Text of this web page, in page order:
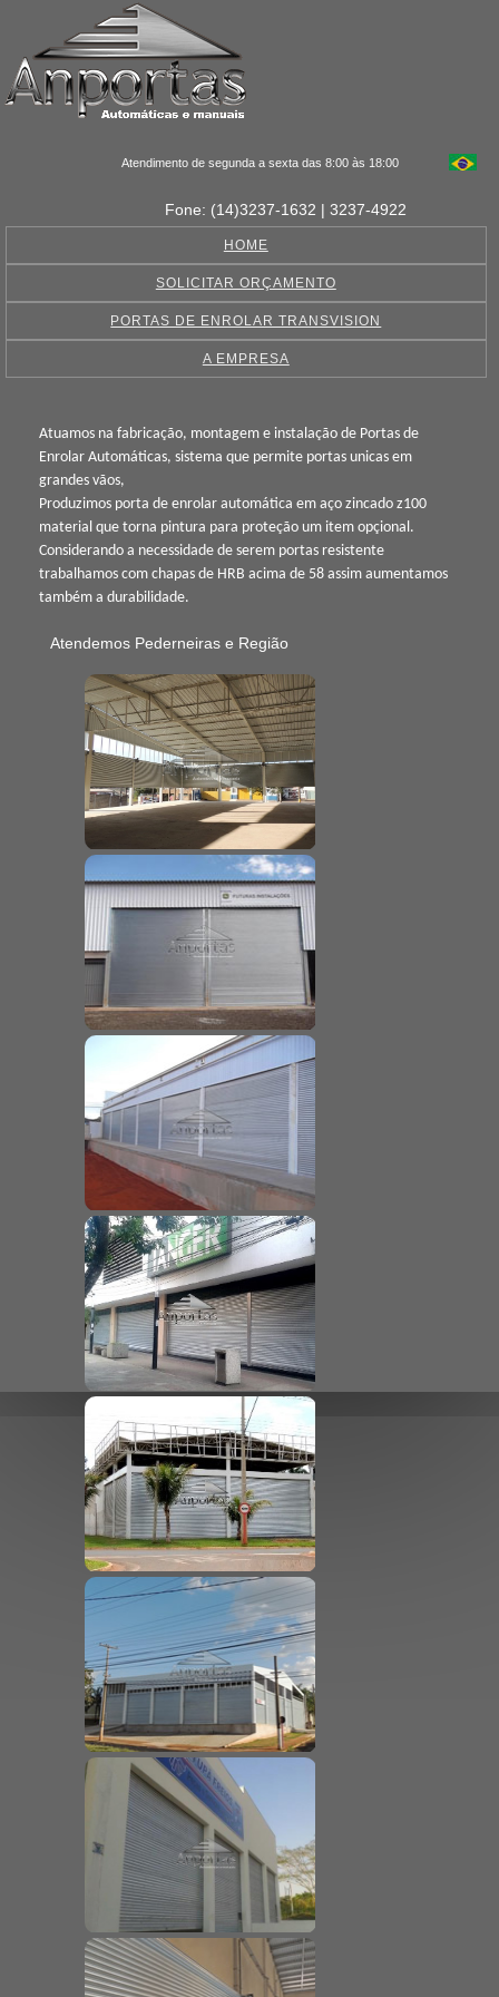
Atendimento de segunda a sexta das 8:00 às 18:00
Fone: (14)3237-1632 | 3237-4922
HOME
SOLICITAR ORÇAMENTO
PORTAS DE ENROLAR TRANSVISION
A EMPRESA
Atuamos na fabricação, montagem e instalação de Portas de
Enrolar Automáticas, sistema que permite portas unicas em
grandes vãos,
Produzimos porta de enrolar automática em aço zincado z100
material que torna pintura para proteção um item opçional.
Considerando a necessidade de serem portas resistente
trabalhamos com chapas de HRB acima de 58 assim aumentamos
também a durabilidade.
Atendemos Pederneiras e Região